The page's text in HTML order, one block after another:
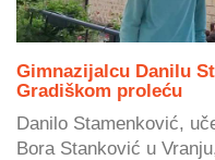
Gimnazijalcu Danilu
Gradiškom proleću
Danilo Stamenković,
Bora Stanković u